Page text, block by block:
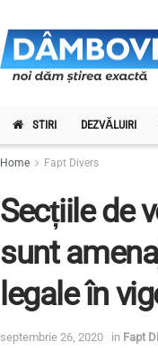
STIRI DEZVĂLUIRI
Home Fapt Divers
Secțiile de
sunt
legale în
septembrie 26, 2020 in Fapt